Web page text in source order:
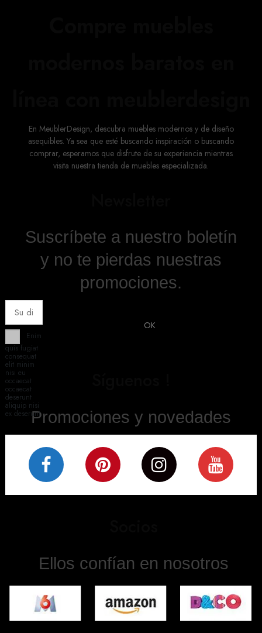
En MeublerDesign, descubra muebles modernos y de diseño
asequibles. Ya sea que esté buscando inspiración o buscando
comprar, esperamos que disfrute de su experiencia mientras
visita nuestra tienda de muebles especializada.
Ellos confían en nosotros
Promociones y novedades
Suscríbete a nuestro boletín
y no te pierdas nuestras
promociones.
Enim
quis fugiat
consequat
elit minim
nisi eu
occaecat
occaecat
deserunt
aliquip nisi
ex deserunt.